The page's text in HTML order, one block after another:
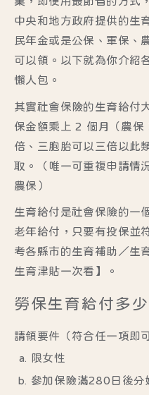
中央和地方政府提供的生
民年金或是公保、軍保、
可以領。以下就為你介紹
懶人包。
其實社會保險的生育給付
保金額乘上 2 個月（農保
倍、三胞胎可以三倍以此
取。（唯一可重複申請情
農保）
生育給付是社會保險的一
老年給付，只要有投保並
考各縣市的生育補助／生
生育津貼一次看】
。
勞保生育給付多
請領要件
（符合任一項即
限女性
參加保險滿280日後分